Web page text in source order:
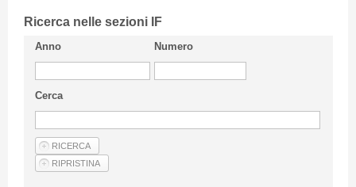
CIFI in breve
Linee Guida
Privacy Policy
Articoli
Ricerca nelle sezioni IF
Anno Numero
Cerca